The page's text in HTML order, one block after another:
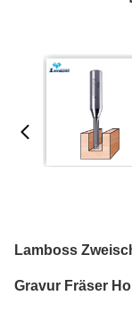
Lamboss
Gravur Fräser